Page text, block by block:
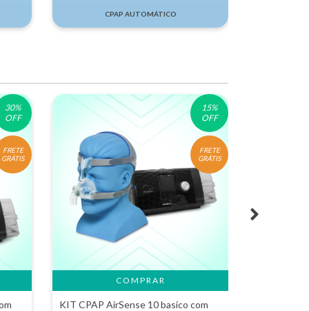
CPAP AUTOMÁTICO
30%
OFF
FRETE
GRÁTIS
15%
OFF
FRETE
GRÁTIS
COMPRAR
KIT CPAP AirSense 10 basico com